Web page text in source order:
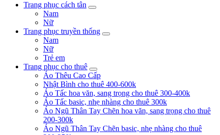
Trang phục cách tân
Nam
Nữ
Trang phục truyền thống
Nam
Nữ
Trẻ em
Trang phục cho thuê
Áo Thêu Cao Cấp
Nhật Bình cho thuê 400-600k
Áo Tấc hoa văn, sang trọng cho thuê 300-400k
Áo Tấc basic, nhẹ nhàng cho thuê 300k
Áo Ngũ Thân Tay Chẽn hoa văn, sang trọng cho thuê
200-300k
Áo Ngũ Thân Tay Chẽn basic, nhẹ nhàng cho thuê